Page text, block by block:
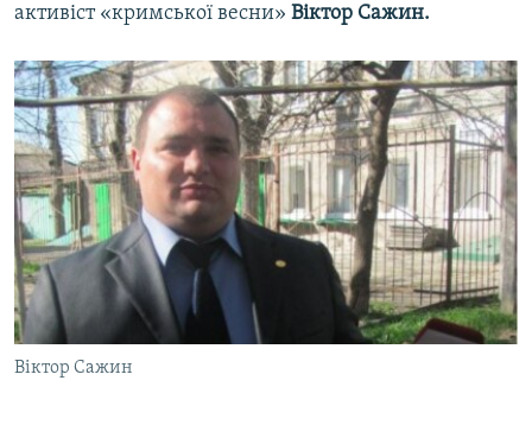
активіст «кримської весни» Віктор Сажин.
Віктор Сажин